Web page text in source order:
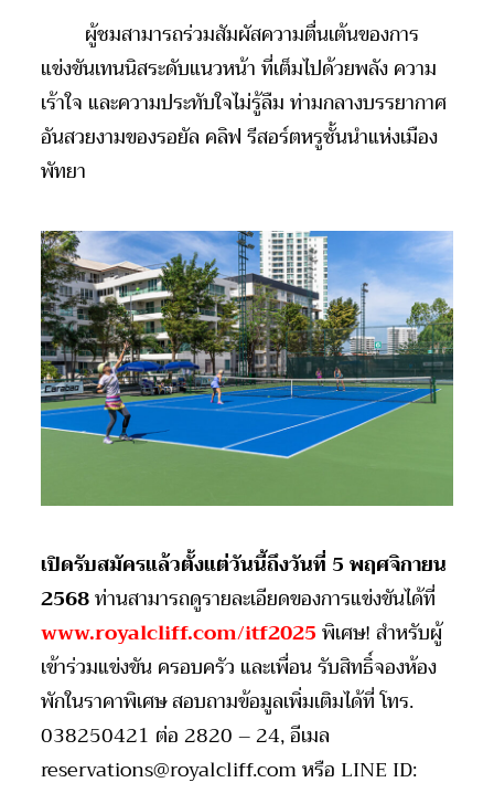
ผู้ชมสามารถร่วมสัมผัสความตื่นเต้นของการ
แข่งขันเทนนิสระดับแนวหน้า ที่เต็มไปด้วยพลัง ความ
เร้าใจ และความประทับใจไม่รู้ลืม ท่ามกลางบรรยากาศ
อันสวยงามของรอยัล คลิฟ รีสอร์ตหรูชั้นนำแห่งเมือง
พัทยา
เปิดรับสมัครแล้วตั้งแต่วันนี้ถึงวันที่ 5พฤศจิกายน
2568ท่านสามารถดูรายละเอียดของการแข่งขันได้ที่
www.royalcliff.com/itf2025พิเศษ! สำหรับผู้
เข้าร่วมแข่งขัน ครอบครัว และเพื่อน รับสิทธิ์จองห้อง
พักในราคาพิเศษ สอบถามข้อมูลเพิ่มเติมได้ที่ โทร.
038250421 ต่อ 2820 – 24, อีเมล
reservations@royalcliff.comหรือ LINE ID: